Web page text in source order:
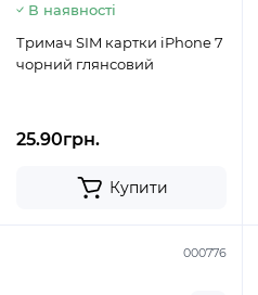
В наявності
Тримач SIM картки iPhone 7
чорний глянсовий
25.90грн.
Купити
000776